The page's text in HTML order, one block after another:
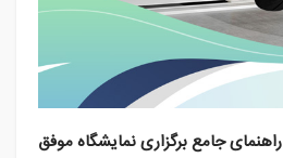
راهنمای جامع برگزاری نمایشگاه موفق